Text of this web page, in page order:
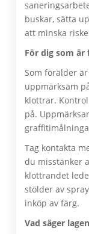
buskar, sätta
att minska
För dig som är
Som förälder
uppmärksam
klottrar.
på.
Tag kontakta
du misstänker
klottrandet
stölder av
inköp av färg.
Vad säger